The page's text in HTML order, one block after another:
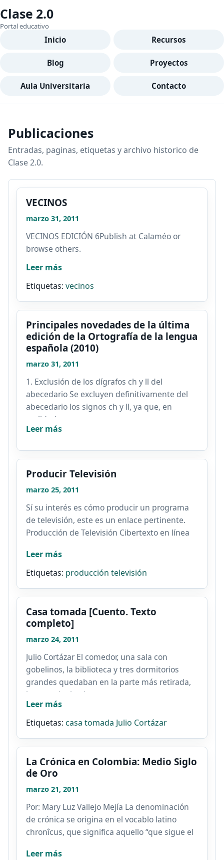
Clase 2.0
Portal educativo
Inicio Recursos
Blog Proyectos
Aula Universitaria Contacto
Publicaciones
Entradas, paginas, etiquetas y archivo historico de
Clase 2.0.
VECINOS
marzo 31, 2011
VECINOS EDICIÓN 6Publish at Calaméo or
browse others.
Leer más
Etiquetas: vecinos
Principales novedades de la última
edición de la Ortografía de la lengua
española (2010)
marzo 31, 2011
1. Exclusión de los dígrafos ch y ll del
abecedario Se excluyen definitivamente del
abecedario los signos ch y ll, ya que, en
realidad, no son...
Leer más
Producir Televisión
marzo 25, 2011
Sí su interés es cómo producir un programa
de televisión, este es un enlace pertinente.
Producción de Televisión Cibertexto en línea
Leer más
Etiquetas: producción televisión
Casa tomada [Cuento. Texto
completo]
marzo 24, 2011
Julio Cortázar El comedor, una sala con
gobelinos, la biblioteca y tres dormitorios
grandes quedaban en la parte más retirada,
la que mira hacia...
Leer más
Etiquetas: casa tomada Julio Cortázar
La Crónica en Colombia: Medio Siglo
de Oro
marzo 21, 2011
Por: Mary Luz Vallejo Mejía La denominación
de crónica se origina en el vocablo latino
chronîcus, que significa aquello “que sigue el
Leer más